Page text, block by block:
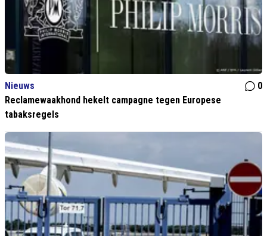
Nieuws
0
Reclamewaakhond hekelt campagne tegen Europese
tabaksregels